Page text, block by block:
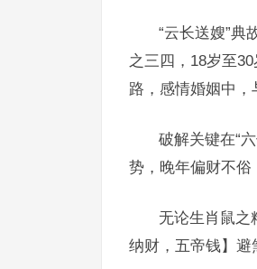
“云长送嫂”典
之三四，18岁至
路，感情婚姻中，
破解关键在“
势，晚年偏财不俗
无论生肖鼠之
纳财，五帝钱】避